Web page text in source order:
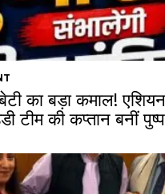
का बड़ा कमाल!
टीम की कप्तान बनीं